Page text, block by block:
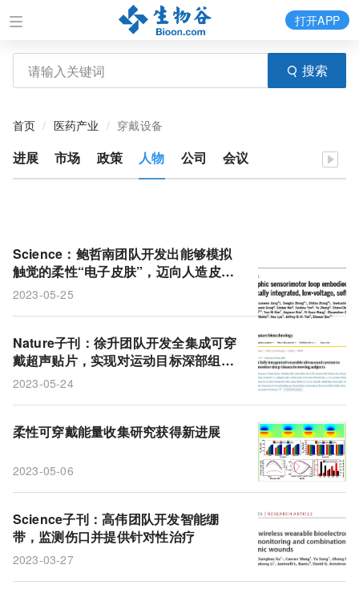
搜索
打开APP
首页 医药产业 穿戴设备
进展 市场 政策 人物 公司 会议
Science：鲍哲南团队开发出能够模拟
触觉的柔性“电子皮肤”，迈向人造皮肤
的一大步
2023-05-25
Nature子刊：徐升团队开发全集成可穿
戴超声贴片，实现对运动目标深部组织
的长期监测
2023-05-24
柔性可穿戴能量收集研究获得新进展
2023-05-06
Science子刊：高伟团队开发智能绷
带，监测伤口并提供针对性治疗
2023-03-27